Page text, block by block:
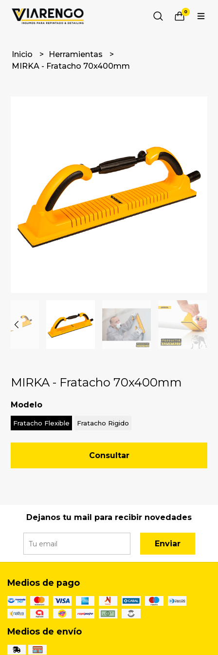
0
Inicio
Herramientas
MIRKA - Fratacho 70x400mm
MIRKA - Fratacho 70x400mm
Modelo
Fratacho Flexible Fratacho Rigido
Consultar
Dejanos tu mail para recibir novedades
Enviar
Medios de pago
Medios de envío